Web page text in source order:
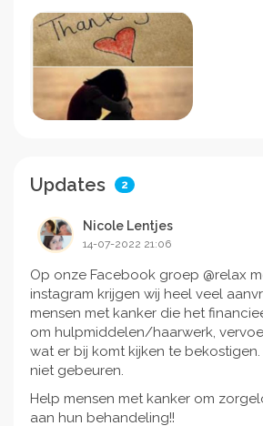
Updates 2
Nicole Lentjes
14-07-2022 21:06
Op onze Facebook groep @relax
instagram krijgen wij heel veel
mensen met kanker die het
om hulpmiddelen/haarwerk,
wat er bij komt kijken te
niet gebeuren.
Help mensen met kanker om
aan hun behandeling!!